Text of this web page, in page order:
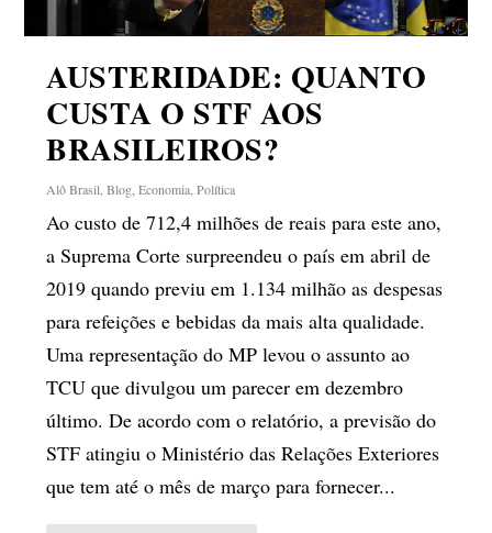
AUSTERIDADE: QUANTO
CUSTA O STF AOS
BRASILEIROS?
Alô Brasil ,Blog ,Economia ,Política
Ao custo de 712,4 milhões de reais para este ano,
a Suprema Corte surpreendeu o país em abril de
2019 quando previu em 1.134 milhão as despesas
para refeições e bebidas da mais alta qualidade.
Uma representação do MP levou o assunto ao
TCU que divulgou um parecer em dezembro
último. De acordo com o relatório, a previsão do
STF atingiu o Ministério das Relações Exteriores
que tem até o mês de março para fornecer...